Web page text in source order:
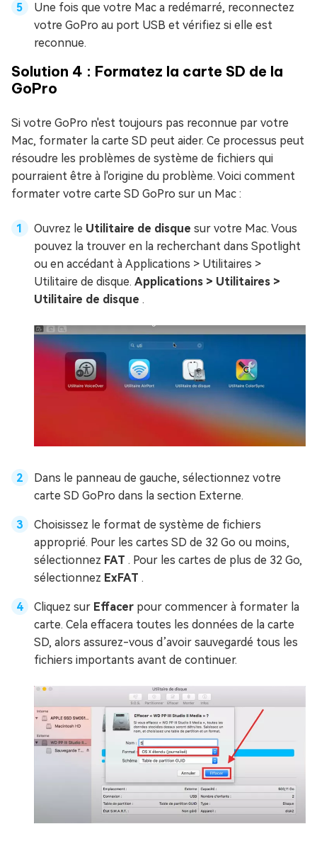
Une fois que votre Mac a redémarré, reconnectez
votre GoPro au port USB et vérifiez si elle est
reconnue.
Solution 4 : Formatez la carte SD de la
GoPro
Si votre GoPro n'est toujours pas reconnue par votre
Mac, formater la carte SD peut aider. Ce processus peut
résoudre les problèmes de système de fichiers qui
pourraient être à l'origine du problème. Voici comment
formater votre carte SD GoPro sur un Mac :
Ouvrez le Utilitaire de disque sur votre Mac. Vous
pouvez la trouver en la recherchant dans Spotlight
ou en accédant à Applications > Utilitaires >
Utilitaire de disque. Applications > Utilitaires >
Utilitaire de disque .
Dans le panneau de gauche, sélectionnez votre
carte SD GoPro dans la section Externe.
Choisissez le format de système de fichiers
approprié. Pour les cartes SD de 32 Go ou moins,
sélectionnez FAT . Pour les cartes de plus de 32 Go,
sélectionnez ExFAT .
Cliquez sur Effacer pour commencer à formater la
carte. Cela effacera toutes les données de la carte
SD, alors assurez-vous d’avoir sauvegardé tous les
fichiers importants avant de continuer.